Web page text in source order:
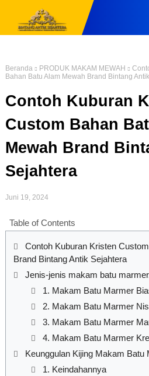
Beranda PRODUK MAKAM MEWAH
Bahan Batu Alam Mewah Brand Bintang
Contoh Kuburan
Custom Bahan
Mewah Brand
Sejahtera
Juni 19, 2024
Table of Contents
Contoh Kuburan Kristen
Brand Bintang Antik Sejahtera
Jenis-jenis makam batu
1. Makam Batu Marmer
2. Makam Batu Marmer
3. Makam Batu Marmer
4. Makam Batu Marmer
Keunggulan Kijing Makam Batu
1. Keindahannya